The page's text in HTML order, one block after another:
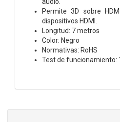
Permite 3D sobre
dispositivos HDMI.
Longitud: 7 metros
Color: Negro
Normativas: RoHS
Test de funcionamiento: